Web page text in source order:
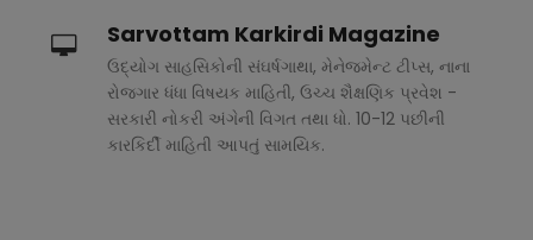
Sarvottam Karkirdi Magazine
ઉદ્યોગ સાહસિકોની સંઘર્ષગાથા, મેનેજમેન્ટ ટીપ્સ, નાના
રોજગાર ધંધા વિષયક માહિતી, ઉચ્ચ શૈક્ષણિક પ્રવેશ -
સરકારી નોકરી અંગેની વિગત તથા ધો. 10-12 પછીની
કારકિર્દી માહિતી આપતું સામયિક.